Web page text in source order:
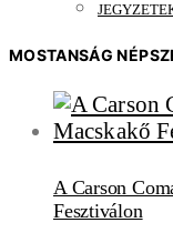
MOSTANSÁG
A Carson
Fesztiválon